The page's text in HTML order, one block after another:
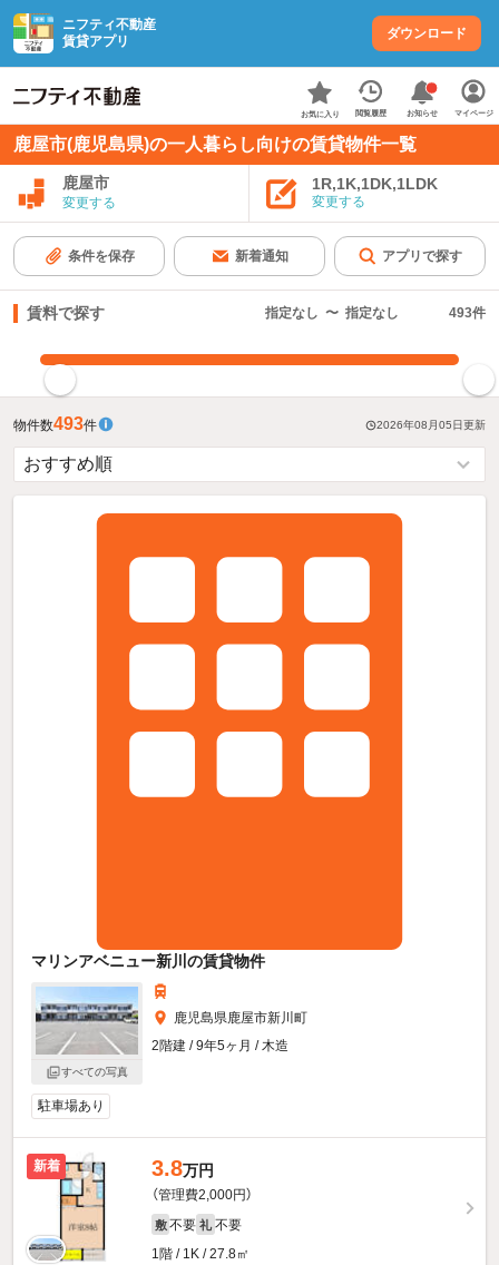
ニフティ不動産
賃貸アプリ
ダウンロード
お気に入り 閲覧履歴 お知らせ マイページ
鹿屋市(鹿児島県)の一人暮らし向けの賃貸物件一覧
鹿屋市
変更する
1R,1K,1DK,1LDK
変更する
条件を保存 新着通知 アプリで探す
賃料で探す 指定なし 〜 指定なし 493件
物件数493件 2026年08月05日更新
マリンアベニュー新川の賃貸物件
すべての写真
鹿児島県鹿屋市新川町
2階建 / 9年5ヶ月 / 木造
駐車場あり
新着 3.8万円
（管理費2,000円）
敷 不要 礼 不要
1階 / 1K / 27.8㎡